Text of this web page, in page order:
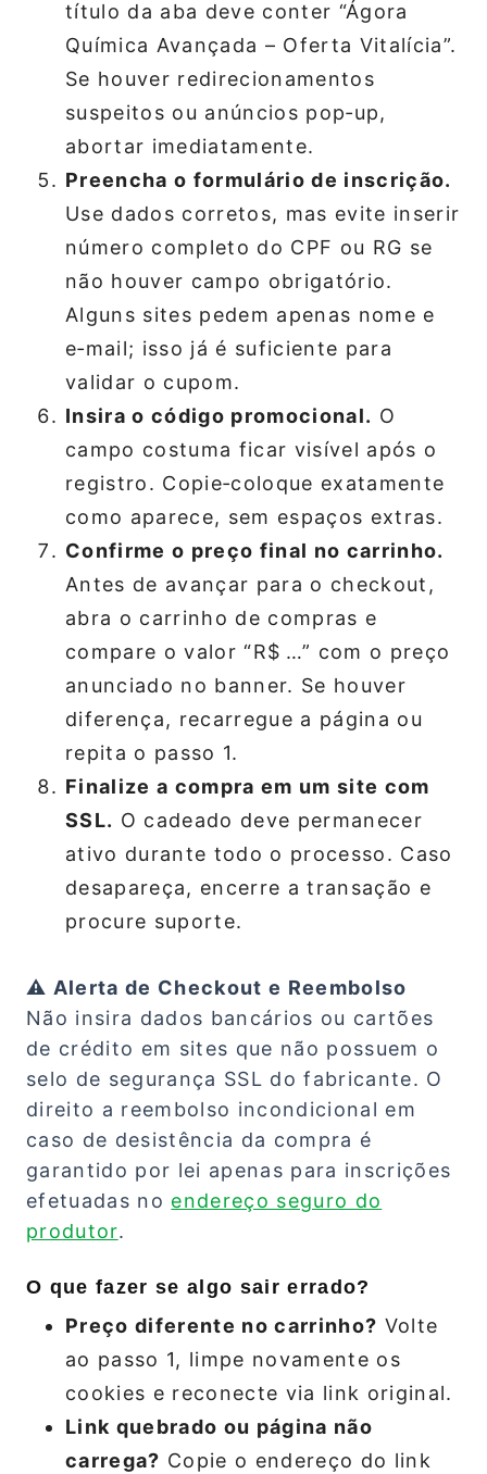
título da aba deve conter “Ágora
Química Avançada – Oferta Vitalícia”.
Se houver redirecionamentos
suspeitos ou anúncios pop‑up,
abortar imediatamente.
Preencha o formulário de inscrição.
Use dados corretos, mas evite inserir
número completo do CPF ou RG se
não houver campo obrigatório.
Alguns sites pedem apenas nome e
e‑mail; isso já é suficiente para
validar o cupom.
Insira o código promocional. O
campo costuma ficar visível após o
registro. Copie‑coloque exatamente
como aparece, sem espaços extras.
Confirme o preço final no carrinho.
Antes de avançar para o checkout,
abra o carrinho de compras e
compare o valor “R$ …​” com o preço
anunciado no banner. Se houver
diferença, recarregue a página ou
repita o passo 1.
Finalize a compra em um site com
SSL. O cadeado deve permanecer
ativo durante todo o processo. Caso
desapareça, encerre a transação e
procure suporte.
⚠️ Alerta de Checkout e Reembolso
Não insira dados bancários ou cartões
de crédito em sites que não possuem o
selo de segurança SSL do fabricante. O
direito a reembolso incondicional em
caso de desistência da compra é
garantido por lei apenas para inscrições
efetuadas no endereço seguro do
produtor.
O que fazer se algo sair errado?
Preço diferente no carrinho? Volte
ao passo 1, limpe novamente os
cookies e reconecte via link original.
Link quebrado ou página não
carrega? Copie o endereço do link